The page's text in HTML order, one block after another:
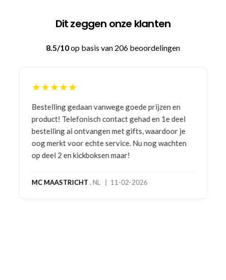
Dit zeggen onze klanten
8.5/10op basis van 206 beoordelingen
★★★★★
Bestelling gedaan vanwege goede prijzen en
product! Telefonisch contact gehad en 1e deel
bestelling al ontvangen met gifts, waardoor je
oog merkt voor echte service. Nu nog wachten
op deel 2 en kickboksen maar!
MC MAASTRICHT , NL | 11-02-2026